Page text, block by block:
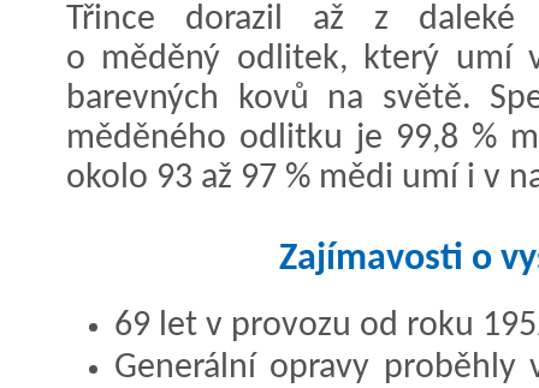
Třince dorazil až z daleké
o měděný odlitek, který umí
barevných kovů na světě.
měděného odlitku je 99,8 %
okolo 93 až 97 % mědi umí i v
Zajímavosti o
69 let v provozu od roku
Generální opravy proběhly